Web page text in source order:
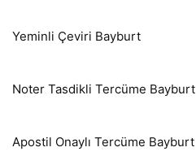
Yeminli Çeviri Bayburt
Noter Tasdikli Tercüme Bayburt
Apostil Onaylı Tercüme Bayburt